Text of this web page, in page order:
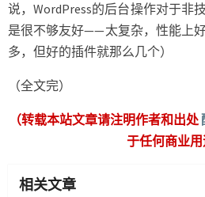
说，WordPress的后台操作对于非
是很不够友好——太复杂，性能上
多，但好的插件就那么几个）
（全文完）
（转载本站文章请注明作者和出处
于任何商业用
相关文章